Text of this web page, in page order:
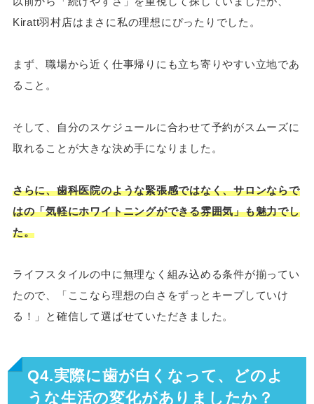
Kiratt羽村店はまさに私の理想にぴったりでした。
まず、職場から近く仕事帰りにも立ち寄りやすい立地であ
ること。
そして、自分のスケジュールに合わせて予約がスムーズに
取れることが大きな決め手になりました。
さらに、歯科医院のような緊張感ではなく、サロンならで
はの「気軽にホワイトニングができる雰囲気」も魅力でし
た。
ライフスタイルの中に無理なく組み込める条件が揃ってい
たので、「ここなら理想の白さをずっとキープしていけ
る！」と確信して選ばせていただきました。
Q4.実際に歯が白くなって、どのよ
うな生活の変化がありましたか？